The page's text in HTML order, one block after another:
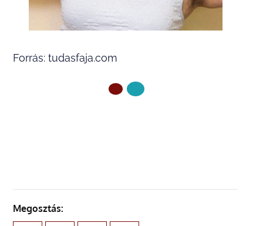
Forrás: tudasfaja.com
Megosztás: